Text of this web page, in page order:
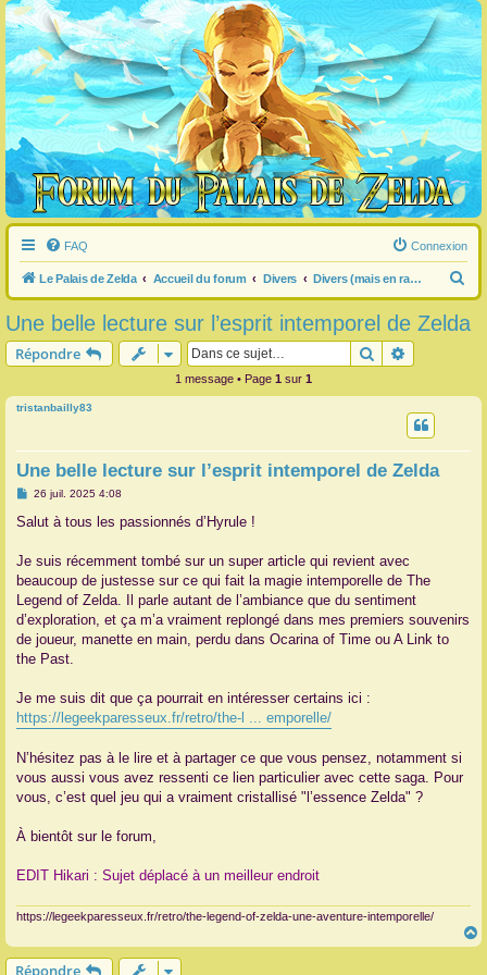
FAQ Connexion
Le Palais de Zelda Accueil du forum Divers Divers (mais en rapport avec Zelda) (pas de pub)
e
c
Une belle lecture sur l’esprit intemporel de Zelda
Répondre Rechercher
1 message • Page 1 sur 1
tristanbailly83
Une belle lecture sur l’esprit intemporel de Zelda
M
s
g
26 juil. 2025 4:08
Salut à tous les passionnés d’Hyrule !
Je suis récemment tombé sur un super article qui revient avec
beaucoup de justesse sur ce qui fait la magie intemporelle de The
Legend of Zelda. Il parle autant de l’ambiance que du sentiment
d’exploration, et ça m’a vraiment replongé dans mes premiers souvenirs
de joueur, manette en main, perdu dans Ocarina of Time ou A Link to
the Past.
Je me suis dit que ça pourrait en intéresser certains ici :
https://legeekparesseux.fr/retro/the-l ... emporelle/
N’hésitez pas à le lire et à partager ce que vous pensez, notamment si
vous aussi vous avez ressenti ce lien particulier avec cette saga. Pour
vous, c’est quel jeu qui a vraiment cristallisé "l’essence Zelda" ?
À bientôt sur le forum,
EDIT Hikari : Sujet déplacé à un meilleur endroit
https://legeekparesseux.fr/retro/the-legend-of-zelda-une-aventure-intemporelle/
a
Répondre